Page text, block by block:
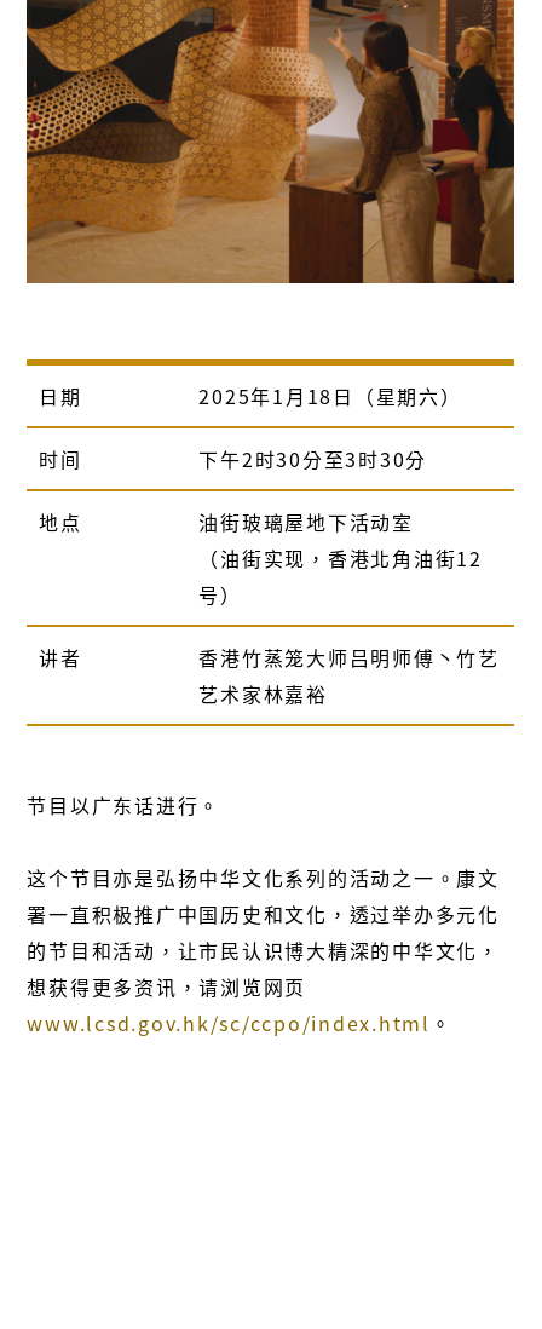
日期 2025年1月18日（星期六）
时间 下午2时30分至3时30分
地点
油街玻璃屋地下活动室
（油街实现，香港北角油街12
号）
讲者
香港竹蒸笼大师吕明师傅丶竹艺
艺术家林嘉裕
节目以广东话进行。
这个节目亦是弘扬中华文化系列的活动之一。康文
署一直积极推广中国历史和文化，透过举办多元化
的节目和活动，让市民认识博大精深的中华文化，
想获得更多资讯，请浏览网页
www.lcsd.gov.hk/sc/ccpo/index.html 。